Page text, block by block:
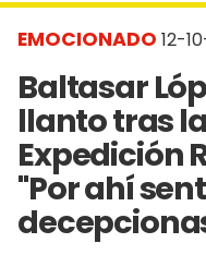
EMOCIONADO 12-
Baltasar
llanto tras
Expedición
"Por ahí